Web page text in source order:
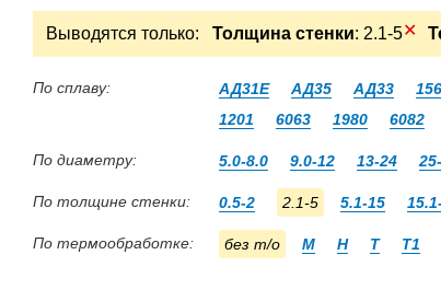
Выводятся только: Толщина стенки: 2.1-5✕
По сплаву: АД31Е АД35 АД33
1201
6063 1980 6082
По диаметру: 5.0-8.0 9.0-12 13-24
По толщине стенки: 0.5-2 2.1-5 5.1-15
По термообработке: без т/о М Н Т Т1